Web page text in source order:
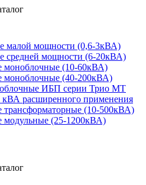
малой мощности (0,6-3кВА)
средней мощности (6-20кВА)
моноблочные (10-60кВА)
моноблочные (40-200кВА)
ИБП серии Трио МТ
расширенного применения
(10-500кВА)
модульные (25-1200кВА)